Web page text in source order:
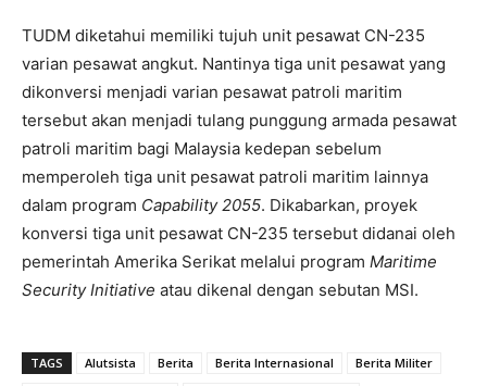
TUDM diketahui memiliki tujuh unit pesawat CN-235
varian pesawat angkut. Nantinya tiga unit pesawat yang
dikonversi menjadi varian pesawat patroli maritim
tersebut akan menjadi tulang punggung armada pesawat
patroli maritim bagi Malaysia kedepan sebelum
memperoleh tiga unit pesawat patroli maritim lainnya
dalam program Capability 2055. Dikabarkan, proyek
konversi tiga unit pesawat CN-235 tersebut didanai oleh
pemerintah Amerika Serikat melalui program Maritime
Security Initiative atau dikenal dengan sebutan MSI.
TAGS Alutsista Berita Berita Internasional
Berita Militer